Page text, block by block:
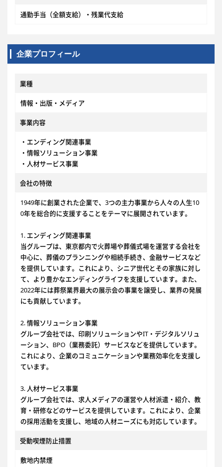
通勤手当（全額支給）・残業代支給
企業プロフィール
業種
情報・出版・メディア
事業内容
・エンディング関連事業
・情報ソリューション事業
・人材サービス事業
会社の特徴
1949年に創業された企業で、3つの主力事業から人々の人生10
0年を総合的に支援することをテーマに展開されています。
1. エンディング関連事業
当グループは、東京都内で火葬場や葬儀式場を運営する会社を
中心に、葬儀のプランニングや相続手続き、金融サービスなど
を提供しています。これにより、シニア世代とその家族に対し
て、より豊かなエンディングライフを支援しています。また、
2022年には葬祭業界最大の展示会の事業を譲受し、業界の発展
にも貢献しています。
2. 情報ソリューション事業
グループ会社では、印刷ソリューションやIT・デジタルソリュ
ーション、BPO（業務委託）サービスなどを提供しています。
これにより、企業のコミュニケーションや業務効率化を支援し
ています。
3. 人材サービス事業
グループ会社では、求人メディアの運営や人材派遣・紹介、教
育・研修などのサービスを提供しています。これにより、企業
の採用活動を支援し、地域の人材ニーズにも対応しています。
受動喫煙防止措置
敷地内禁煙